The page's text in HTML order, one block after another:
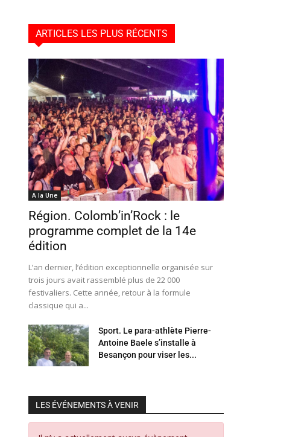
ARTICLES LES PLUS RÉCENTS
A la Une
Région. Colomb’in’Rock : le
programme complet de la 14e
édition
L’an dernier, l’édition exceptionnelle organisée sur
trois jours avait rassemblé plus de 22 000
festivaliers. Cette année, retour à la formule
classique qui a...
Sport. Le para-athlète Pierre-
Antoine Baele s’installe à
Besançon pour viser les...
LES ÉVÉNEMENTS À VENIR